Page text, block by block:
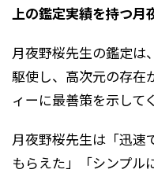
上の鑑定実績を持つ月
月夜野桜先生の鑑定は
駆使し、高次元の存在
ィーに最善策を示して
月夜野桜先生は「迅速
もらえた」「シンプル